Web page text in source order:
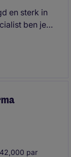
en sterk in
ben je
par